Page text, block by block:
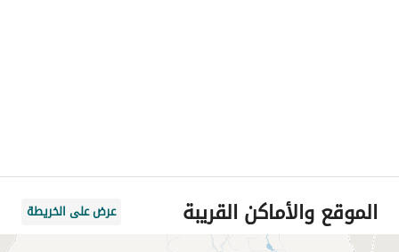
الموقع والأماكن القريبة عرض على الخريطة